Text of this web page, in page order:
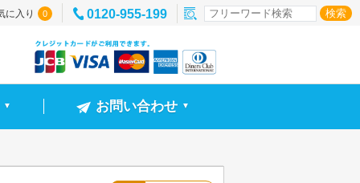
に入り 0 0120-955-199
▼ お問い合わせ ▼